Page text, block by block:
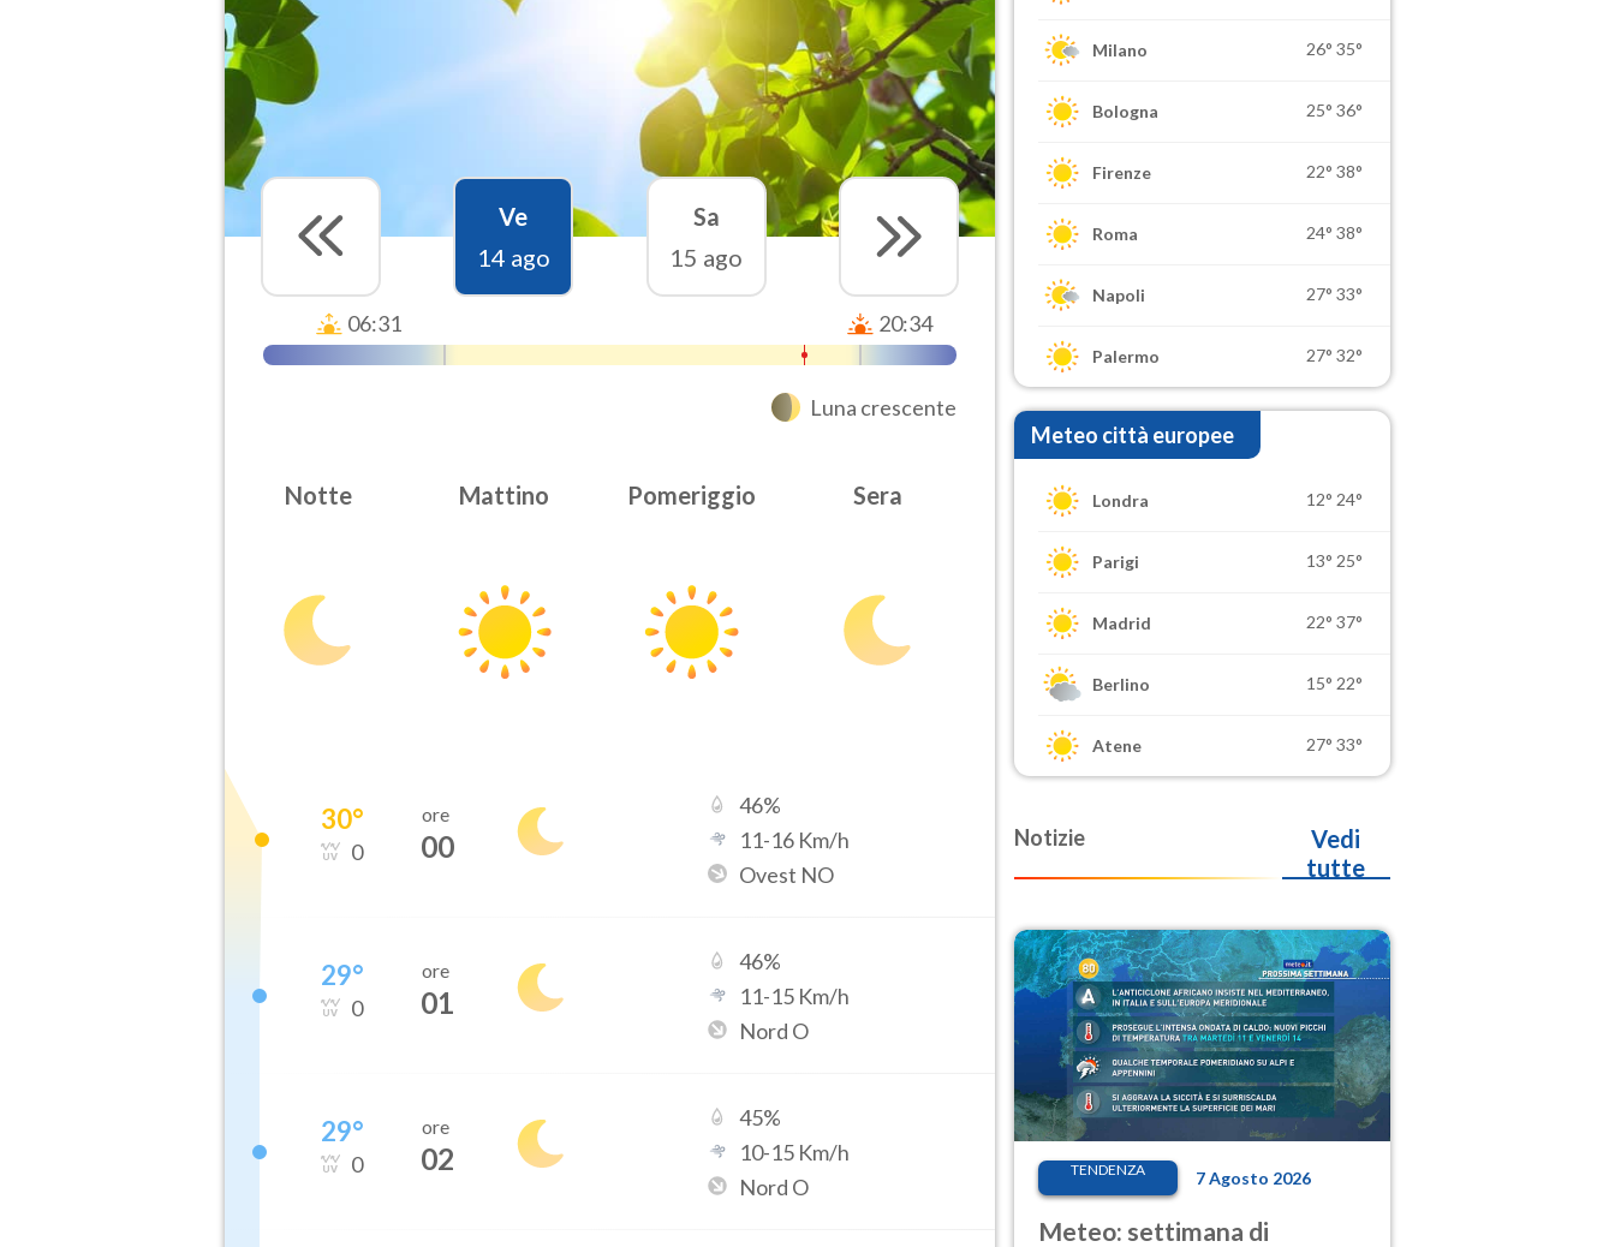
Ve
14 ago
Sa
15 ago
06:31 20:34
Luna crescente
Notte Mattino Pomeriggio Sera
30°
0
ore
00
46%
11-16 Km/h
Ovest NO
29°
0
ore
01
46%
11-15 Km/h
Nord O
29°
0
ore
02
45%
10-15 Km/h
Nord O
Milano 26° 35°
Bologna 25° 36°
Firenze 22° 38°
Roma 24° 38°
Napoli 27° 33°
Palermo 27° 32°
Meteo città europee
Londra 12° 24°
Parigi 13° 25°
Madrid 22° 37°
Berlino 15° 22°
Atene 27° 33°
Notizie
Vedi
tutte
TENDENZA 7 Agosto 2026
Meteo: settimana di